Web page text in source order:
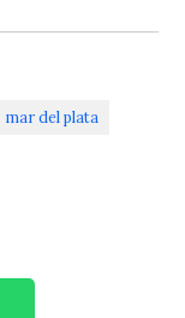
mar del plata